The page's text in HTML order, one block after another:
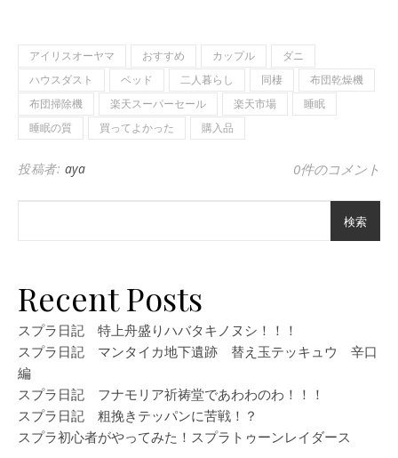
アイリスオーヤマ おすすめ カップル
ダニ
ハウスダスト
ベッド 二人暮らし 同棲
布団乾燥機
布団掃除機
楽天スーパーセール 楽天市場
睡眠
睡眠の質
買ってよかった 購入品
投稿者: aya 0件のコメント
検索
Recent Posts
スプラ日記 特上舟盛りハバタキノヌシ！！！
スプラ日記 マンタイカ地下遺跡 替え玉テッキュウ 辛口
編
スプラ日記 フナモリア祈祷堂であわわのわ！！！
スプラ日記 粗挽きテッパンに苦戦！？
スプラ初心者がやってみた！スプラトゥーンレイダース